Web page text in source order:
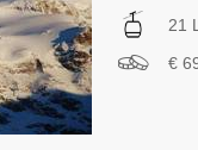
21
€